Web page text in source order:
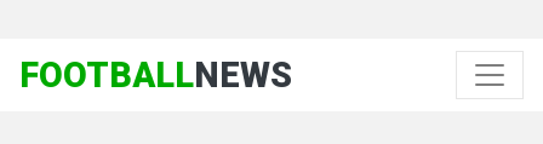
FOOTBALLNEWS